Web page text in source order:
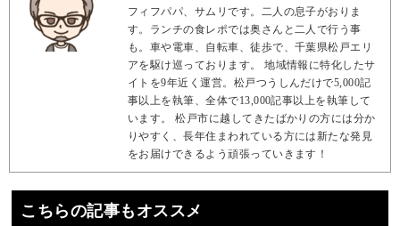
フィフパパ、サムリです。二人の息子がおりま
す。ランチの食レポでは奥さんと二人で行う事
も。車や電車、自転車、徒歩で、千葉県松戸エリ
アを駆け巡っております。 地域情報に特化したサ
イトを9年近く運営。松戸つうしんだけで5,000記
事以上を執筆、全体で13,000記事以上を執筆して
います。 松戸市に越してきたばかりの方には分か
りやすく、長年住まわれている方には新たな発見
をお届けできるよう頑張っていきます！
こちらの記事もオススメ